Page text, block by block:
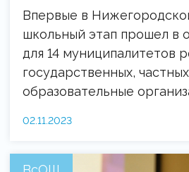
Впервые в
школьный этап прошел в
для 14 муниципалитетов
государственных,
образовательные
02.11.2023